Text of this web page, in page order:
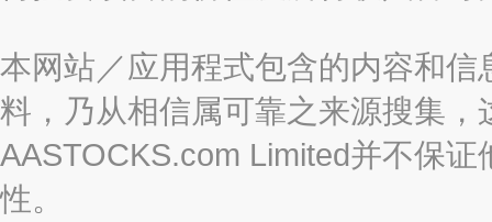
本网站／应用程式包含的内容和
料，乃从相信属可靠之来源搜集
AASTOCKS.com Limited并不保
性。